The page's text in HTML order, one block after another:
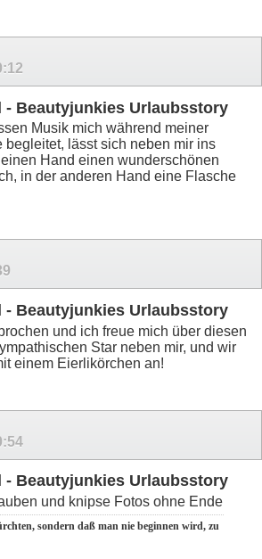
- Beautyjunkies Urlaubsstory
Musik mich während meiner
begleitet, lässt sich neben mir ins
Hand einen wunderschönen
in der anderen Hand eine Flasche
- Beautyjunkies Urlaubsstory
und ich freue mich über diesen
Star neben mir, und wir
einem Eierlikörchen an!
- Beautyjunkies Urlaubsstory
und knipse Fotos ohne Ende
sondern daß man nie beginnen wird, zu